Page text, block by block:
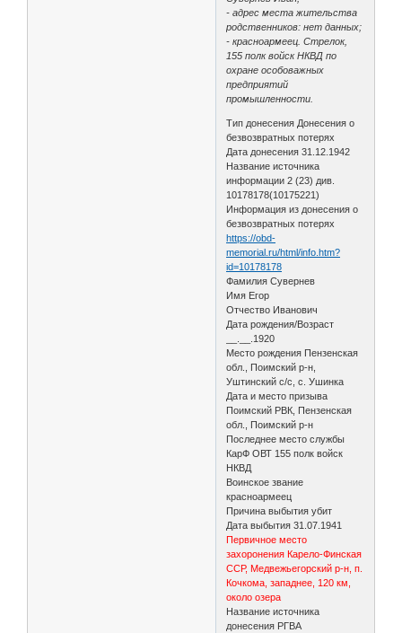
- адрес места жительства
родственников: нет данных;
- красноармеец. Стрелок,
155 полк войск НКВД по
охране особоважных
предприятий
промышленности.
Тип донесения Донесения о
безвозвратных потерях
Дата донесения 31.12.1942
Название источника
информации 2 (23) див.
10178178(10175221)
Информация из донесения о
безвозвратных потерях
https://obd-
memorial.ru/html/info.htm?
id=10178178
Фамилия Сувернев
Имя Егор
Отчество Иванович
Дата рождения/Возраст
__.__.1920
Место рождения Пензенская
обл., Поимский р-н,
Уштинский с/с, с. Ушинка
Дата и место призыва
Поимский РВК, Пензенская
обл., Поимский р-н
Последнее место службы
КарФ ОВТ 155 полк войск
НКВД
Воинское звание
красноармеец
Причина выбытия убит
Дата выбытия 31.07.1941
Первичное место
захоронения Карело-Финская
ССР, Медвежьегорский р-н, п.
Кочкома, западнее, 120 км,
около озера
Название источника
донесения РГВА